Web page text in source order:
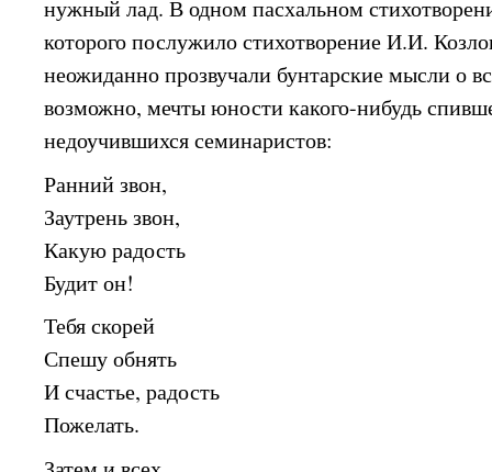
нужный лад. В одном пасхальном
которого послужило стихотворение И.И.
неожиданно прозвучали бунтарские мысли о
возможно, мечты юности какого-нибудь
недоучившихся семинаристов:
Ранний звон,
Заутрень звон,
Какую радость
Будит он!
Тебя скорей
Спешу обнять
И счастье, радость
Пожелать.